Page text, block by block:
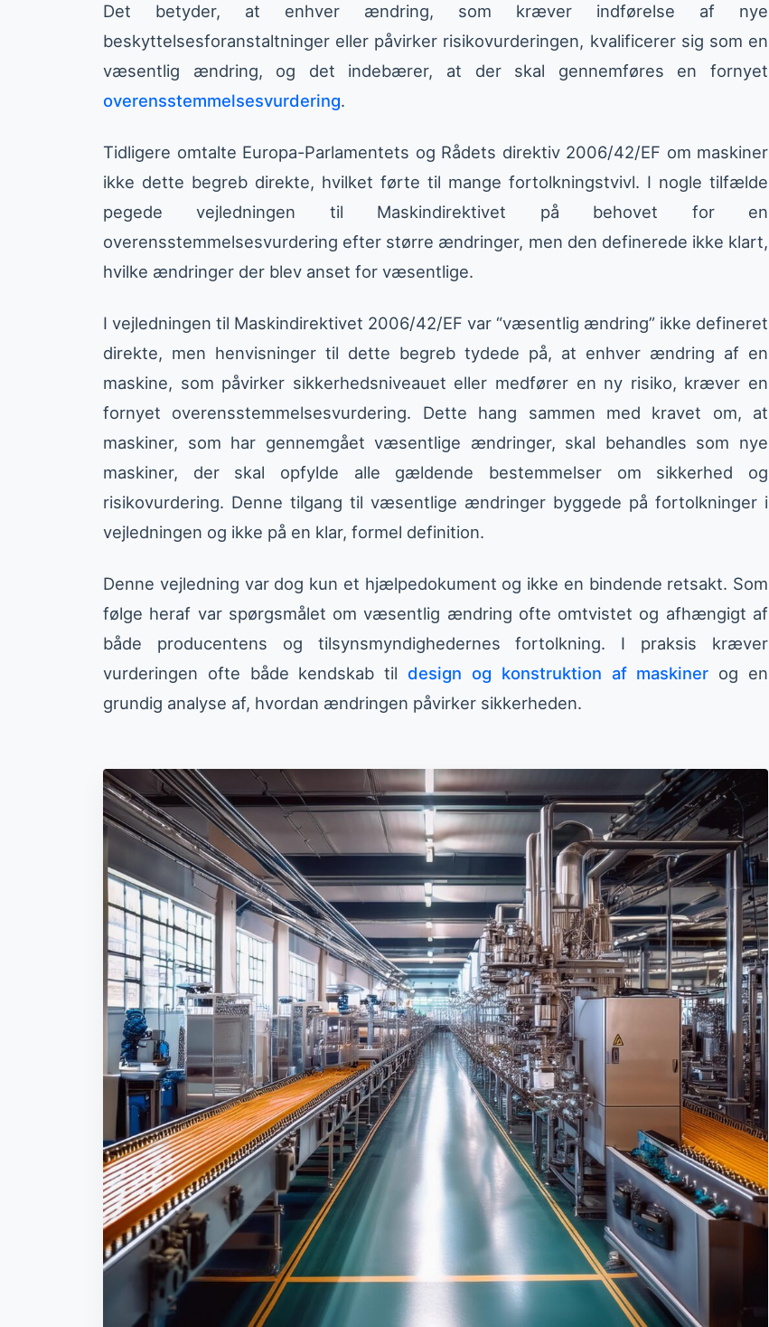
Det betyder, at enhver ændring, som kræver indførelse af nye
beskyttelsesforanstaltninger eller påvirker risikovurderingen, kvalificerer sig som en
væsentlig ændring, og det indebærer, at der skal gennemføres en fornyet
overensstemmelsesvurdering.
Tidligere omtalte Europa-Parlamentets og Rådets direktiv 2006/42/EF om maskiner
ikke dette begreb direkte, hvilket førte til mange fortolkningstvivl. I nogle tilfælde
pegede vejledningen til Maskindirektivet på behovet for en
overensstemmelsesvurdering efter større ændringer, men den definerede ikke klart,
hvilke ændringer der blev anset for væsentlige.
I vejledningen til Maskindirektivet 2006/42/EF var “væsentlig ændring” ikke defineret
direkte, men henvisninger til dette begreb tydede på, at enhver ændring af en
maskine, som påvirker sikkerhedsniveauet eller medfører en ny risiko, kræver en
fornyet overensstemmelsesvurdering. Dette hang sammen med kravet om, at
maskiner, som har gennemgået væsentlige ændringer, skal behandles som nye
maskiner, der skal opfylde alle gældende bestemmelser om sikkerhed og
risikovurdering. Denne tilgang til væsentlige ændringer byggede på fortolkninger i
vejledningen og ikke på en klar, formel definition.
Denne vejledning var dog kun et hjælpedokument og ikke en bindende retsakt. Som
følge heraf var spørgsmålet om væsentlig ændring ofte omtvistet og afhængigt af
både producentens og tilsynsmyndighedernes fortolkning. I praksis kræver
vurderingen ofte både kendskab til design og konstruktion af maskiner og en
grundig analyse af, hvordan ændringen påvirker sikkerheden.